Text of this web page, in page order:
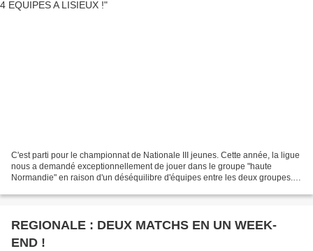
C'est parti pour le championnat de Nationale III jeunes. Cette année, la ligue
nous a demandé exceptionnellement de jouer dans le groupe "haute
Normandie" en raison d'un déséquilibre d'équipes entre les deux groupes.
REGIONALE : DEUX MATCHS EN UN WEEK-
END !